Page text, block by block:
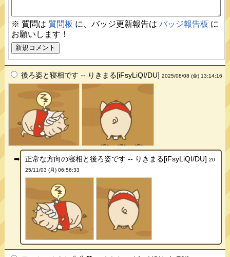
※ 質問は 質問板 に、バッジ更新報告はバッジ報告板 に
お願いします！
後ろ姿と寝相です -- りきまる[iFsyLiQI/DU]2025/08/08 (金) 13:14:16
正常な方向の寝相と後ろ姿です -- りきまる[iFsyLiQI/DU] 20
25/11/03 (月) 06:56:33